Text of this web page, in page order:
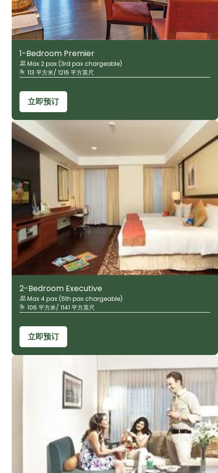
1-Bedroom Premier
Max 2 pax (3rd pax chargeable)
113 平方米/ 1216 平方英尺
立即预订
2-Bedroom Executive
Max 4 pax (5th pax chargeable)
106 平方米/ 1141 平方英尺
立即预订